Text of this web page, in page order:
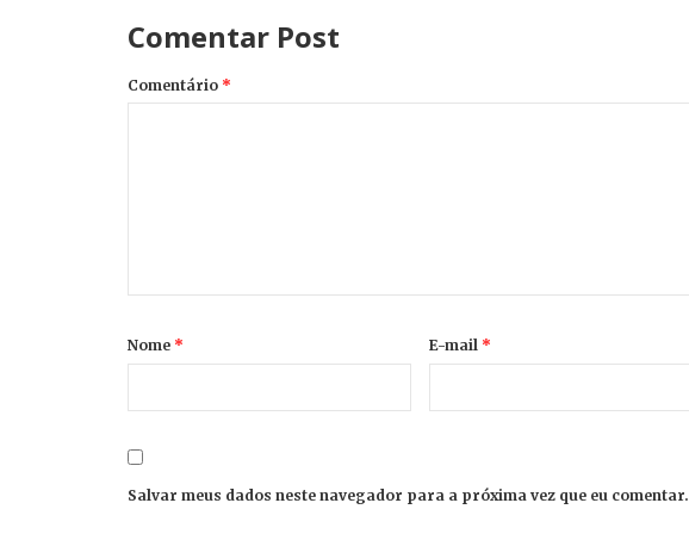
Comentar Post
Comentário *
Nome * E-mail *
Salvar meus dados neste navegador para a próxima vez que eu comentar.